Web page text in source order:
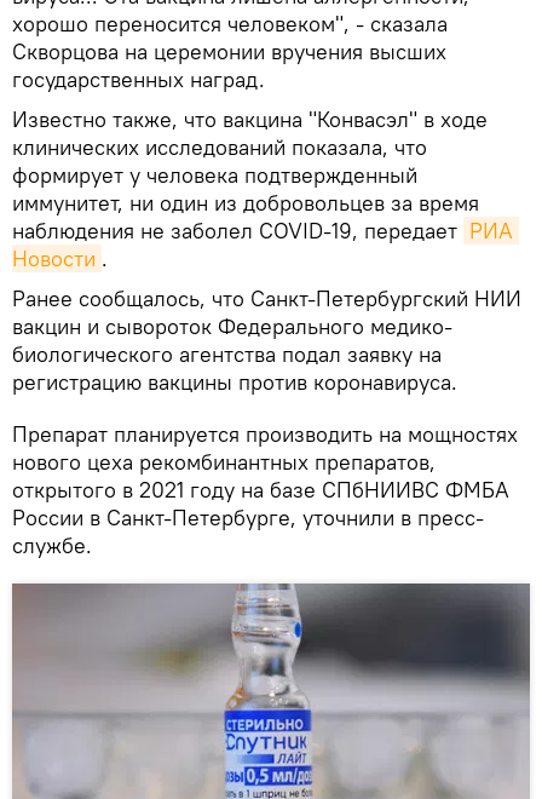
хорошо переносится человеком", - сказала
Скворцова на церемонии вручения высших
государственных наград.
Известно также, что вакцина "Конвасэл" в ходе
клинических исследований показала, что
формирует у человека подтвержденный
иммунитет, ни один из добровольцев за время
наблюдения не заболел COVID-19, передает РИА
Новости .
Ранее сообщалось, что Санкт-Петербургский НИИ
вакцин и сывороток Федерального медико-
биологического агентства подал заявку на
регистрацию вакцины против коронавируса.
Препарат планируется производить на мощностях
нового цеха рекомбинантных препаратов,
открытого в 2021 году на базе СПбНИИВС ФМБА
России в Санкт-Петербурге, уточнили в пресс-
службе.